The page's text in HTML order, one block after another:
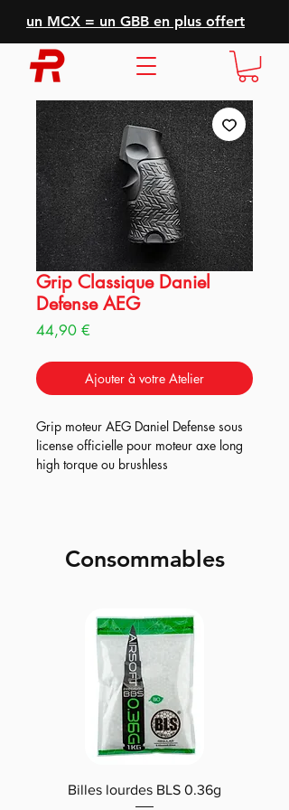
un MCX = un GBB en plus offert
Grip Classique Daniel
Defense AEG
44,90 €Prix
Ajouter à votre Atelier
Grip moteur AEG Daniel Defense sous
license officielle pour moteur axe long
high torque ou brushless
Consommables
Billes lourdes BLS 0.36g